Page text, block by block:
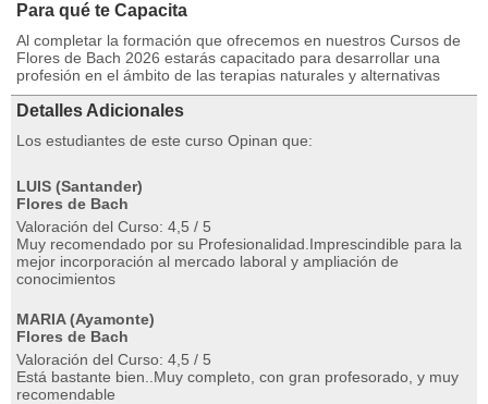
Para qué te Capacita
Al completar la formación que ofrecemos en nuestros Cursos de
Flores de Bach 2026 estarás capacitado para desarrollar una
profesión en el ámbito de las terapias naturales y alternativas
Detalles Adicionales
Los estudiantes de este curso Opinan que:
LUIS (Santander)
Flores de Bach
Valoración del Curso: 4,5 / 5
Muy recomendado por su Profesionalidad.Imprescindible para la
mejor incorporación al mercado laboral y ampliación de
conocimientos
MARIA (Ayamonte)
Flores de Bach
Valoración del Curso: 4,5 / 5
Está bastante bien..Muy completo, con gran profesorado, y muy
recomendable